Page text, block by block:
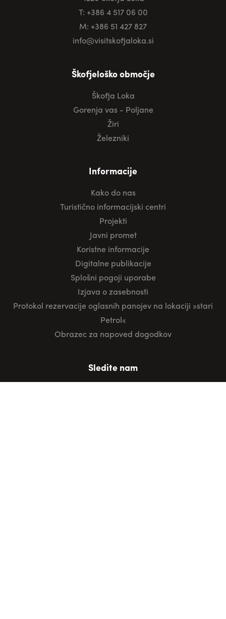
T: +386 4 517 06 00
M: +386 51 427 827
info@visitskofjaloka.si
Škofjeloško območje
Škofja Loka
Gorenja vas - Poljane
Žiri
Železniki
Informacije
Kako do nas
Turistično informacijski centri
Projekti
Javni promet
Koristne informacije
Digitalne publikacije
Splošni pogoji uporabe
Izjava o zasebnosti
Protokol rezervacije oglasnih panojev na lokaciji »stari
Petrol«
Obrazec za napoved dogodkov
Sledite nam